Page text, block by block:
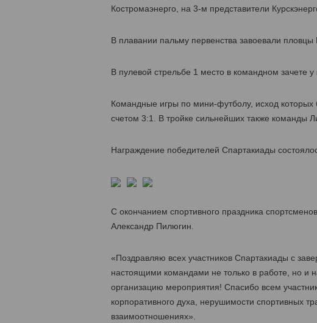
Костромаэнерго, на 3-м представители
В плавании пальму первенства завоевали
В пулевой стрельбе 1 место в командном зачете
Командные игры по мини-футболу, исход которых
счетом 3:1. В тройке сильнейших также команды
Награждение победителей Спартакиады
С окончанием спортивного праздника
Александр Пилюгин.
«Поздравляю всех участников Спартакиады с
настоящими командами не только в работе, но и
организацию мероприятия! Спасибо всем
корпоративного духа, нерушимости спортивных
взаимоотношениях».